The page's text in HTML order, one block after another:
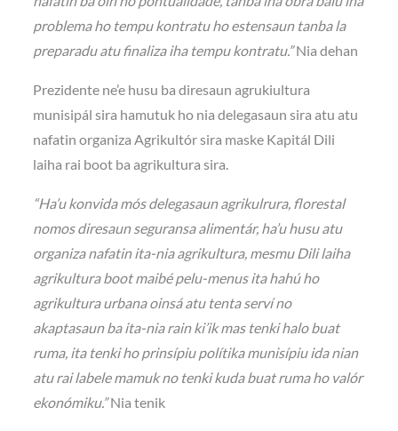
problema ho tempu kontratu ho estensaun tanba la
preparadu atu finaliza iha tempu kontratu.”Nia dehan
Prezidente ne’e husu ba diresaun agrukiultura
munisipál sira hamutuk ho nia delegasaun sira atu atu
nafatin organiza Agrikultór sira maske Kapitál Dili
laiha rai boot ba agrikultura sira.
“Ha’u konvida mós delegasaun agrikulrura, florestal
nomos diresaun seguransa alimentár, ha’u husu atu
organiza nafatin ita-nia agrikultura, mesmu Dili laiha
agrikultura boot maibé pelu-menus ita hahú ho
agrikultura urbana oinsá atu tenta serví no
akaptasaun ba ita-nia rain ki’ik mas tenki halo buat
ruma, ita tenki ho prinsípiu polítika munisípiu ida nian
atu rai labele mamuk no tenki kuda buat ruma ho valór
ekonómiku.”Nia tenik